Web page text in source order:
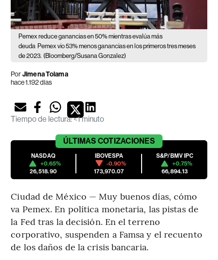
Pemex reduce ganancias en 50% mientras evalúa más
deuda Pemex vio 53% menos ganancias en los primeros tres meses
de 2023. (Bloomberg/Susana Gonzalez)
PorJimena Tolama
hace 1.192 días
Tiempo de lectura:<1 minuto
ÚLTIMAS COTIZACIONES
NASDAQ
+0.65%
26,518.90
IBOVESPA
-0.90%
173,970.07
S&P/BMV IPC
+0.75%
66,894.13
Ciudad de México — Muy buenos días, cómo
va Pemex. En política monetaria, las pistas de
la Fed tras la decisión. En el terreno
corporativo, suspenden a Famsa y el recuento
de los daños de la crisis bancaria.